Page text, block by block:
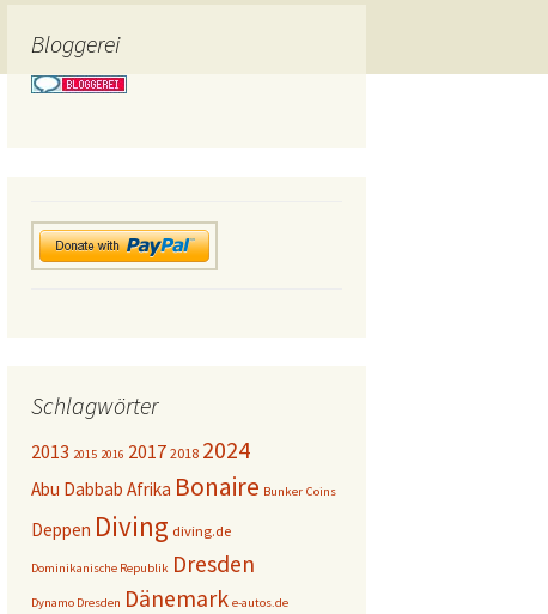
Bloggerei
Schlagwörter
2013 2015 2016 2017 2018 2024
Abu Dabbab Afrika Bonaire Bunker Coins
Deppen Diving diving.de
Dominikanische Republik Dresden
Dynamo Dresden Dänemark e-autos.de